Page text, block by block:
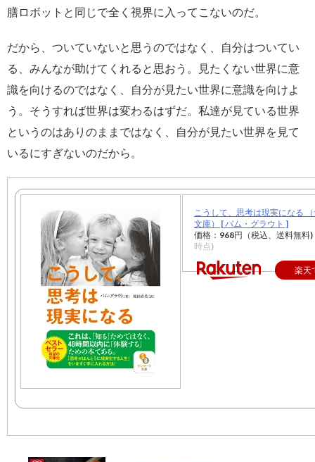
膳ロボットと同じで全く視界に入ってこないのだ。
だから、ついていないと思うのではなく、自分はついてい
る、みんなが助けてくれると思おう。見たくない世界に意
識を向けるのではなく、自分が見たい世界に意識を向けよ
う。そうすれば世界は変わるはずだ。私達が見ている世界
というのはありのままではなく、自分が見たい世界を見て
いるにすぎないのだから。
こうして、思考は現実になる
文庫） [ パム・グラウト ]
価格：968円（税込、送料無料)
時点)
楽天